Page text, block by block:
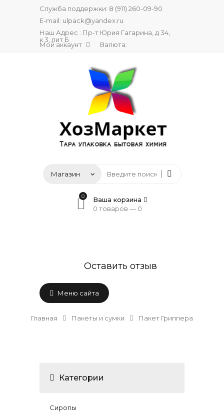
Служба поддержки: 8 (911) 260-09-90
E-mail: ulpack@yandex.ru
Наш Адрес : Пр-т Юрия Гагарина, д 34,
к 3, лит Б
Мой аккаунт Валюта:
0
Ваша корзина
0 товаров — 0
Оставить отзыв
Меню сайта
Главная Пакеты и сумки Пакет Гриппера
Категории
Сиропы